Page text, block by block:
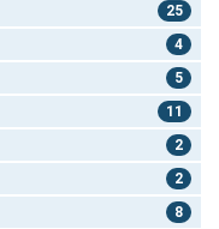
25
4
5
11
2
2
8